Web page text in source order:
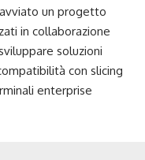
un progetto
in collaborazione
soluzioni
con slicing
enterprise